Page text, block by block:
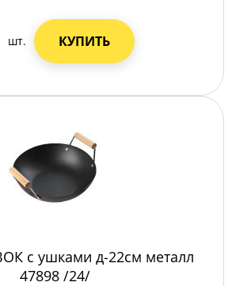
шт. КУПИТЬ
с ушками д-22см металл
47898 /24/